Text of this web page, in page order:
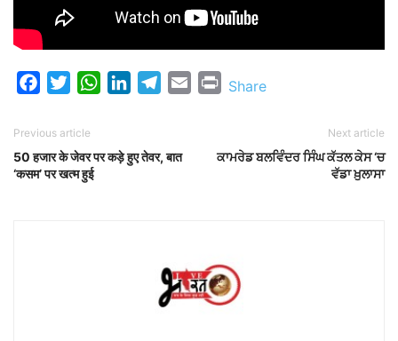
FacebookTwitterWhatsAppLinkedInTelegram
Email Print
Share
Previous article
50 हजार के जेवर पर कड़े हुए तेवर, बात
‘कसम’ पर खत्म हुई
Next article
ਕਾਮਰੇਡ ਬਲਵਿੰਦਰ ਸਿੰਘ ਕੱਤਲ ਕੇਸ ‘ਚ
ਵੱਡਾ ਖ਼ੁਲਾਸਾ